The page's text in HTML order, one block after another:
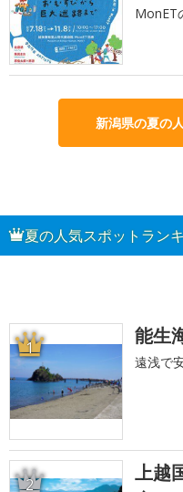
MonET
新潟県の夏の
夏の人気スポットラン
1 能生
遠浅で
2
上越